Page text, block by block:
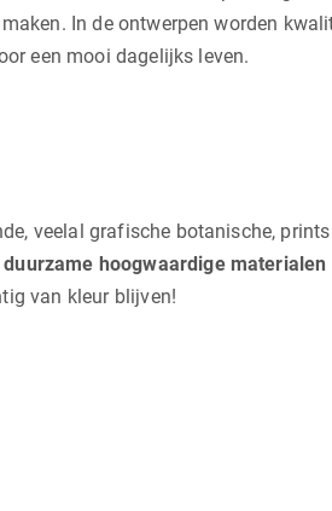
In de ontwerpen worden
een mooi dagelijks leven.
veelal grafische botanische,
duurzame hoogwaardige materialen
van kleur blijven!